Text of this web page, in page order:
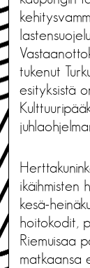
tukenut
esityksistä
ikäihmisten
kesä-
hoitokodit,
Riemuisaa
matkaansa